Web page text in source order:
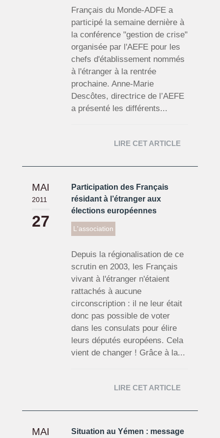
Français du Monde-ADFE a
participé la semaine dernière à
la conférence "gestion de crise"
organisée par l'AEFE pour les
chefs d'établissement nommés
à l'étranger à la rentrée
prochaine. Anne-Marie
Descôtes, directrice de l’AEFE
a présenté les différents...
LIRE CET ARTICLE
MAI
2011
27
Participation des Français
résidant à l’étranger aux
élections européennes
L'association
Depuis la régionalisation de ce
scrutin en 2003, les Français
vivant à l'étranger n'étaient
rattachés à aucune
circonscription : il ne leur était
donc pas possible de voter
dans les consulats pour élire
leurs députés européens. Cela
vient de changer ! Grâce à la...
LIRE CET ARTICLE
MAI
Situation au Yémen : message